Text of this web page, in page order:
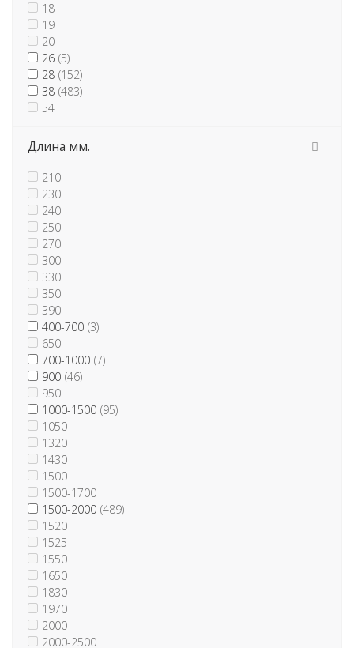
18
19
20
26 (5)
28 (152)
38 (483)
54
Длина мм.
210
230
240
250
270
300
330
350
390
400-700 (3)
650
700-1000 (7)
900 (46)
950
1000-1500 (95)
1050
1320
1430
1500
1500-1700
1500-2000 (489)
1520
1525
1550
1650
1830
1970
2000
2000-2500